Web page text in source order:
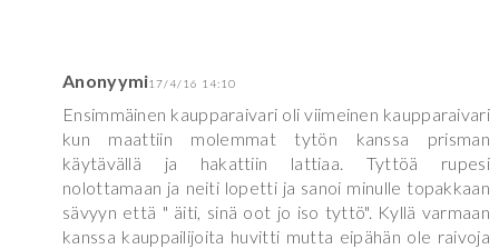
Anonyymi17/4/16 14:10
Ensimmäinen kaupparaivari oli viimeinen kaupparaivari
kun maattiin molemmat tytön kanssa prisman
käytävällä ja hakattiin lattiaa. Tyttöä rupesi
nolottamaan ja neiti lopetti ja sanoi minulle topakkaan
sävyyn että " äiti, sinä oot jo iso tyttö". Kyllä varmaan
kanssa kauppailijoita huvitti mutta eipähän ole raivoja